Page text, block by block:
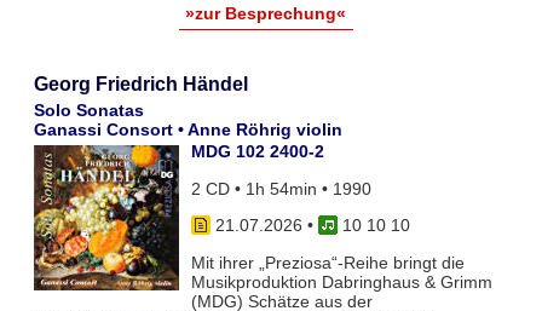
»zur Besprechung«
Georg Friedrich Händel
Solo Sonatas
Ganassi Consort • Anne Röhrig violin
MDG 102 2400-2
2 CD • 1h 54min • 1990
21.07.2026 •
10 10 10
Mit ihrer „Preziosa“-Reihe bringt die
Musikproduktion Dabringhaus & Grimm
(MDG) Schätze aus der